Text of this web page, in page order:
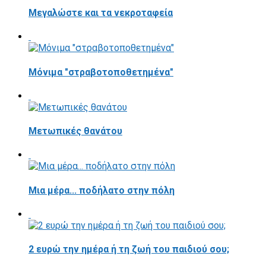
Μεγαλώστε και τα νεκροταφεία
Μόνιμα "στραβοτοποθετημένα"
Μετωπικές θανάτου
Μια μέρα... ποδήλατο στην πόλη
2 ευρώ την ημέρα ή τη ζωή του παιδιού σου;